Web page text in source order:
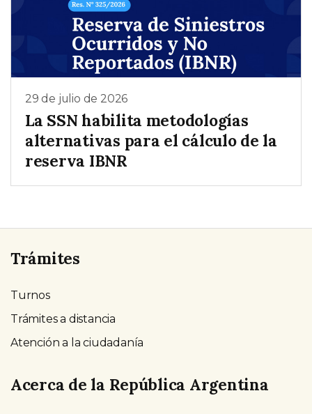
29 de julio de 2026
La SSN habilita metodologías
alternativas para el cálculo de la
reserva IBNR
Trámites
Turnos
Trámites a distancia
Atención a la ciudadanía
Acerca de la República Argentina